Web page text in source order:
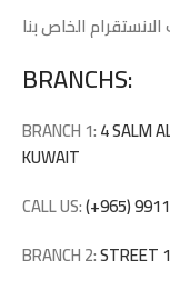
الخاص بنا
BRANCHS:
BRANCH 1:4 SALM
KUWAIT
CALL US:(+965)
BRANCH 2:STREET